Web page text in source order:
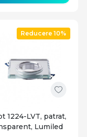
Reducere 10%
1224-LVT, patrat,
Lumiled